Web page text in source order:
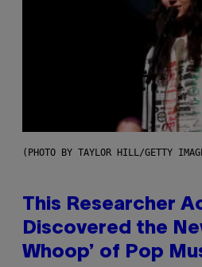
(PHOTO BY TAYLOR HILL/GETTY
This Researcher
Discovered the
Whoop’ of Pop